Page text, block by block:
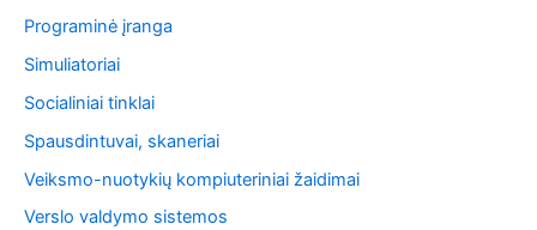
Programinė įranga
Simuliatoriai
Socialiniai tinklai
Spausdintuvai, skaneriai
Veiksmo-nuotykių kompiuteriniai žaidimai
Verslo valdymo sistemos